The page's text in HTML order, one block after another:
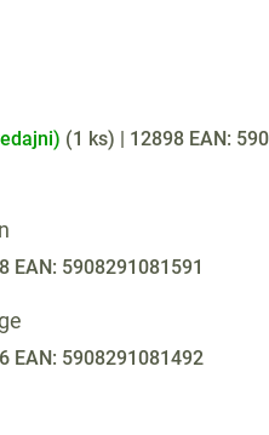
(1 ks) | 12898 EAN:
EAN: 5908291081591
EAN: 5908291081492